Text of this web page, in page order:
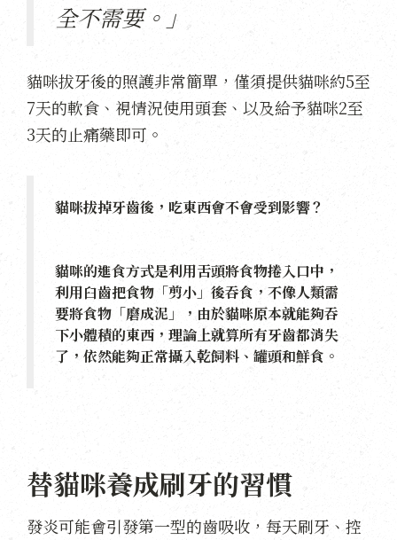
全不需要。」
貓咪拔牙後的照護非常簡單，僅須提供貓咪約5至
7天的軟食、視情況使用頭套、以及給予貓咪2至
3天的止痛藥即可。
貓咪拔掉牙齒後，吃東西會不會受到影響？
貓咪的進食方式是利用舌頭將食物捲入口中，
利用臼齒把食物「剪小」後吞食，不像人類需
要將食物「磨成泥」，由於貓咪原本就能夠吞
下小體積的東西，理論上就算所有牙齒都消失
了，依然能夠正常攝入乾飼料、罐頭和鮮食。
替貓咪養成刷牙的習慣
發炎可能會引發第一型的齒吸收，每天刷牙、控